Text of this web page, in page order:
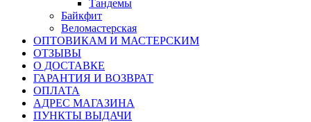
Тандемы
Байкфит
Веломастерская
ОПТОВИКАМ И МАСТЕРСКИМ
ОТЗЫВЫ
О ДОСТАВКЕ
ГАРАНТИЯ И ВОЗВРАТ
ОПЛАТА
АДРЕС МАГАЗИНА
ПУНКТЫ ВЫДАЧИ